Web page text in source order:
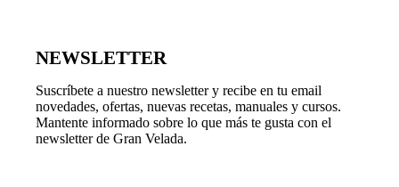
NEWSLETTER
Suscríbete a nuestro newsletter y recibe en tu email
novedades, ofertas, nuevas recetas, manuales y cursos.
Mantente informado sobre lo que más te gusta con el
newsletter de Gran Velada.